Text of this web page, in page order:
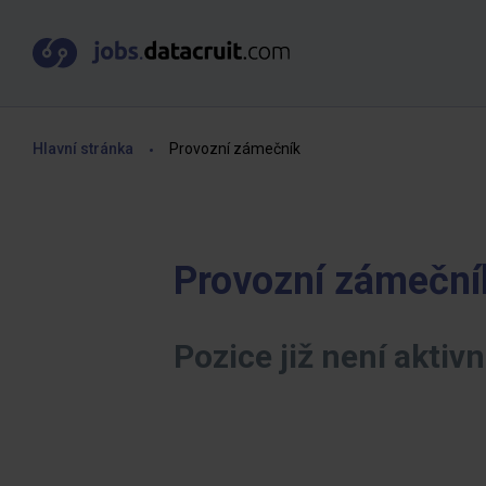
Hlavní stránka Provozní zámečník
Provozní
Pozice již není